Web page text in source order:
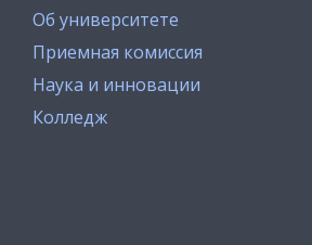
Об университете
Приемная комиссия
Наука и инновации
Колледж